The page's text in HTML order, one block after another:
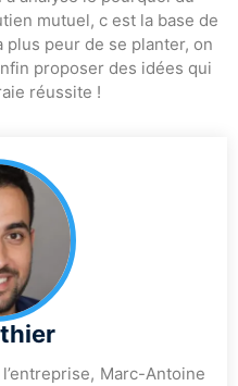
mutuel, c est la base de
peur de se planter, on
proposer des idées qui
réussite !
Marc-Antoine